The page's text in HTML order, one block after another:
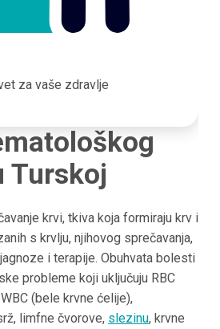
za vaše zdravlje
Turskoj
krvi, tkiva koja formiraju krv i
s krvlju, njihovog sprečavanja,
i terapije. Obuhvata bolesti
probleme koji uključuju RBC
(bele krvne ćelije),
limfne čvorove, slezinu, krvne